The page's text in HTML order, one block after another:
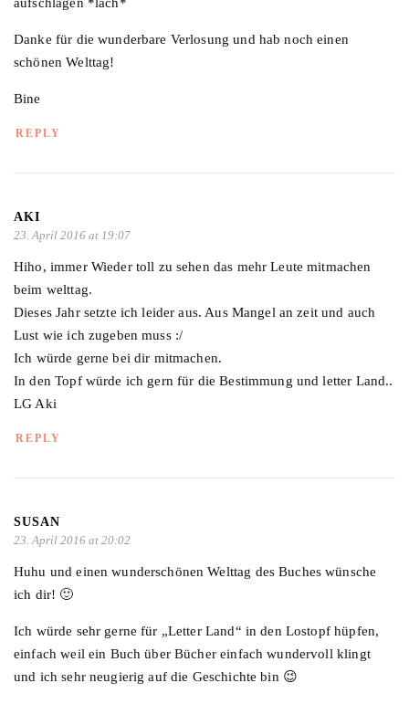
Danke für die wunderbare Verlosung und hab noch einen
schönen Welttag!
Bine
REPLY
AKI
23. April 2016 at 19:07
Hiho, immer Wieder toll zu sehen das mehr Leute mitmachen
beim welttag.
Dieses Jahr setzte ich leider aus. Aus Mangel an zeit und auch
Lust wie ich zugeben muss :/
Ich würde gerne bei dir mitmachen.
In den Topf würde ich gern für die Bestimmung und letter Land..
LG Aki
REPLY
SUSAN
23. April 2016 at 20:02
Huhu und einen wunderschönen Welttag des Buches wünsche
ich dir! 🙂
Ich würde sehr gerne für „Letter Land“ in den Lostopf hüpfen,
einfach weil ein Buch über Bücher einfach wundervoll klingt
und ich sehr neugierig auf die Geschichte bin 😉